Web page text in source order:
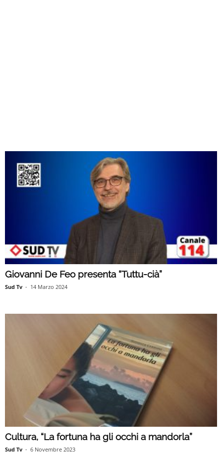
Giovanni De Feo presenta “Tuttu-cià”
Sud Tv - 14 Marzo 2024
Cultura, “La fortuna ha gli occhi a mandorla”
Sud Tv - 6 Novembre 2023